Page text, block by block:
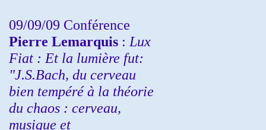
09/09/09 Conférence
Pierre Lemarquis : Lux
Fiat : Et la lumière fut:
"J.S.Bach, du cerveau
bien tempéré à la théorie
du chaos : cerveau,
musique et